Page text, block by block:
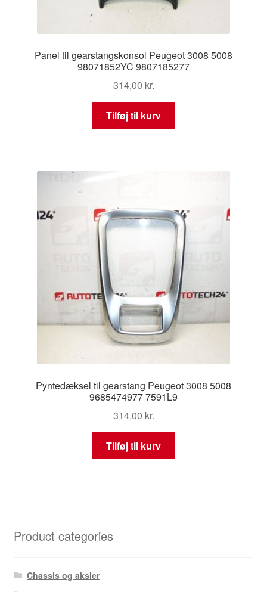
Panel til gearstangskonsol Peugeot 3008 5008
98071852YC 9807185277
314,00 kr.
Tilføj til kurv
Pyntedæksel til gearstang Peugeot 3008 5008
9685474977 7591L9
314,00 kr.
Tilføj til kurv
Product categories
Chassis og aksler